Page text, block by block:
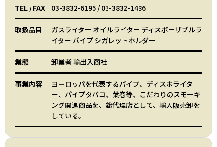
TEL / FAX 03-3832-6196 / 03-3832-1486
取扱品目
ガスライター オイルライター ディスポーザブルラ
イター パイプ シガレットホルダー
業態 卸業者 輸出入商社
事業内容
ヨーロッパを代表するパイプ、ディスポライタ
ー、パイプタバコ、葉巻等、こだわりのスモーキ
ング関連商品を、総代理店として、輸入販売卸を
している。